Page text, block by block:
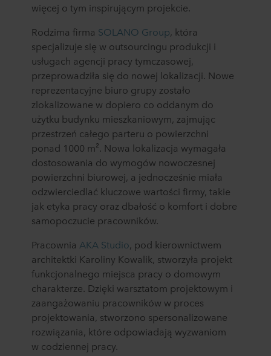
więcej o tym inspirującym projekcie.
Rodzima firma SOLANO Group, która
specjalizuje się w outsourcingu produkcji i
usługach agencji pracy tymczasowej,
przeprowadziła się do nowej lokalizacji. Nowe
reprezentacyjne biuro grupy zostało
zlokalizowane w dopiero co oddanym do
użytku budynku mieszkaniowym, zajmując
przestrzeń całego parteru o powierzchni
ponad 1000 m². Nowa lokalizacja wymagała
dostosowania do wymogów nowoczesnej
powierzchni biurowej, a jednocześnie miała
odzwierciedlać kluczowe wartości firmy, takie
jak etyka pracy oraz dbałość o komfort i dobre
samopoczucie pracowników.
Pracownia AKA Studio, pod kierownictwem
architektki Karoliny Kowalik, stworzyła projekt
funkcjonalnego miejsca pracy o domowym
charakterze. Dzięki warsztatom projektowym i
zaangażowaniu pracowników w proces
projektowania, stworzono spersonalizowane
rozwiązania, które odpowiadają wyzwaniom
w codziennej pracy.